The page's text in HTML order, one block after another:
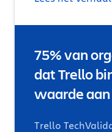
75% van
dat Trello
waarde
Trello